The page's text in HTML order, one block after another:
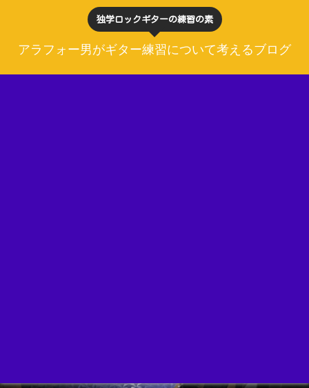
独学ロックギターの練習の素
アラフォー男がギター練習について考えるブログ